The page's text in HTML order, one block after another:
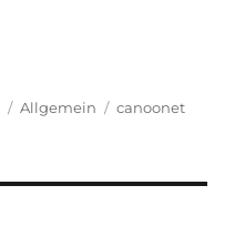
Kategorien
Allgemein Schlagwörter
canoonet